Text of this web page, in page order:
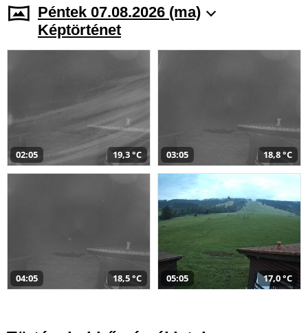
Péntek 07.08.2026 (ma)
Képtörténet
02:05 19,3 °C 03:05 18,8 °C
04:05 18,5 °C 05:05 17,0 °C